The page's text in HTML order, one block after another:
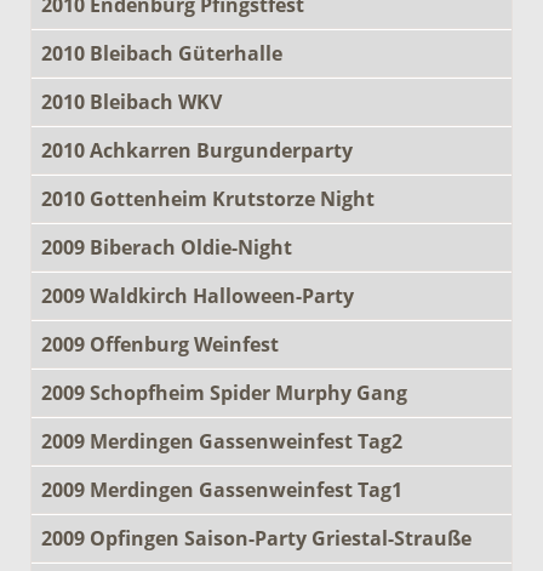
2010 Bleibach Güterhalle
2010 Bleibach WKV
2010 Achkarren Burgunderparty
2010 Gottenheim Krutstorze Night
2009 Biberach Oldie-Night
2009 Waldkirch Halloween-Party
2009 Offenburg Weinfest
2009 Schopfheim Spider Murphy Gang
2009 Merdingen Gassenweinfest Tag2
2009 Merdingen Gassenweinfest Tag1
2009 Opfingen Saison-Party Griestal-Strauße